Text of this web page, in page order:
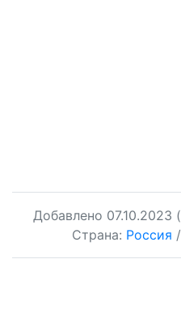
Добавлено 07.10.2023
Страна: Россия /